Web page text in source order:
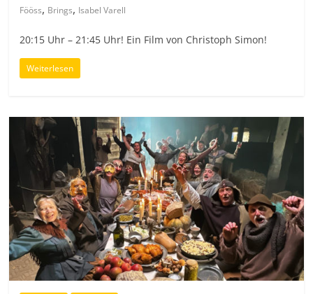
Fööss, Brings, Isabel Varell
20:15 Uhr – 21:45 Uhr! Ein Film von Christoph Simon!
Weiterlesen